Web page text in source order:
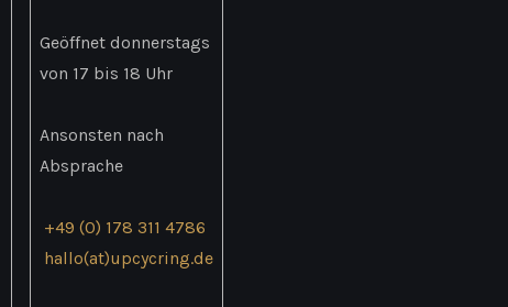
Geöffnet donnerstags
von 17 bis 18 Uhr
Ansonsten nach
Absprache
+49 (0) 178 311 4786
hallo(at)upcycring.de